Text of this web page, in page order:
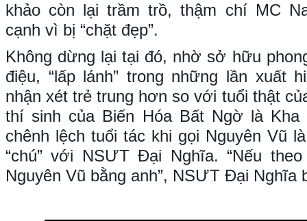
khảo còn lại trầm trồ, thậm chí MC
cạnh vì bị “chặt đẹp”.
Không dừng lại tại đó, nhờ sở hữu
điệu, “lấp lánh” trong những lần xuất
nhận xét trẻ trung hơn so với tuổi thật
thí sinh của Biến Hóa Bất Ngờ là
chênh lệch tuổi tác khi gọi Nguyên Vũ
“chú” với NSƯT Đại Nghĩa. “Nếu
Nguyên Vũ bằng anh”, NSƯT Đại Nghĩa